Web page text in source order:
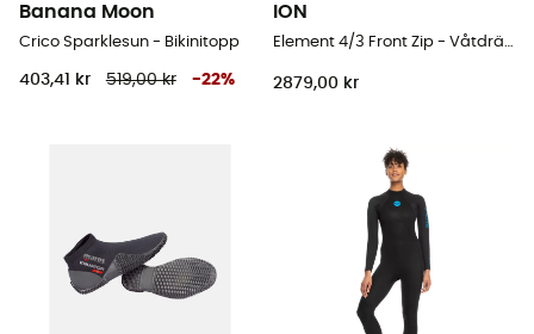
Banana Moon
Crico Sparklesun - Bikinitopp
403,41 kr 519,00 kr -22%
ION
2879,00 kr